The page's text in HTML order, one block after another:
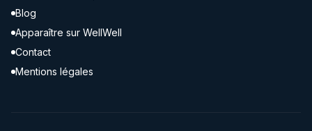
Blog
Apparaître sur WellWell
Contact
Mentions légales